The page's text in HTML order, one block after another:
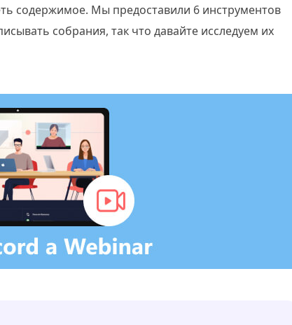
содержимое. Мы предоставили 6 инструментов
собрания, так что давайте исследуем их